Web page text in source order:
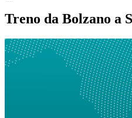
Treno da Bolzano a